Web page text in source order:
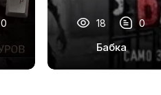
0 18 0
Бабка